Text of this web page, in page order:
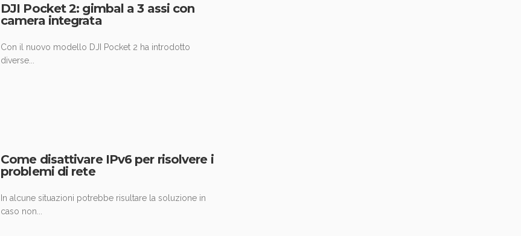
DJI Pocket 2: gimbal a 3 assi con
camera integrata
Con il nuovo modello DJI Pocket 2 ha introdotto
diverse...
Come disattivare IPv6 per risolvere i
problemi di rete
In alcune situazioni potrebbe risultare la soluzione in
caso non...